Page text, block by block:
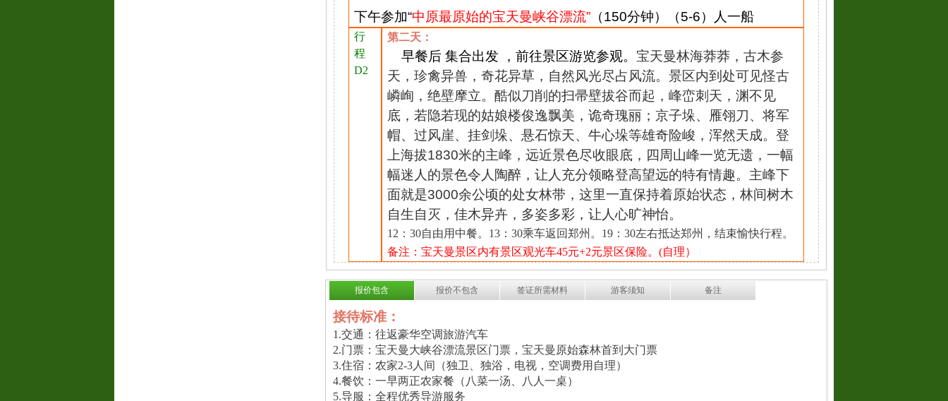
下午参加“中原最原始的宝天曼峡谷漂流” （150分钟） （5-6）人一船
行
程
D2
第二天：
早餐后 集合出发 ，前往景区游览参观。 宝天曼林海莽莽，古木参
天，珍禽异兽，奇花异草，自然风光尽占风流。景区内到处可见怪古
嶙峋，绝壁摩立。酷似刀削的扫帚壁拔谷而起，峰峦刺天，渊不见
底，若隐若现的姑娘楼俊逸飘美，诡奇瑰丽；京子垛、雁翎刀、将军
帽、过风崖、挂剑垛、悬石惊天、牛心垛等雄奇险峻，浑然天成。登
上海拔1830米的主峰，远近景色尽收眼底，四周山峰一览无遗，一幅
幅迷人的景色令人陶醉，让人充分领略登高望远的特有情趣。主峰下
面就是3000余公顷的处女林带，这里一直保持着原始状态，林间树木
自生自灭，佳木异卉，多姿多彩，让人心旷神怡。
12：30自由用中餐。 13：30乘车返回郑州 。 19：30左右抵达郑州，结束愉快行程。
备注：宝天曼景区内有景区观光车45元+2元景区保险。(自理）
报价包含 报价不包含 签证所需材料 游客须知 备注
接待标准：
1.交通：往返豪华空调旅游汽车
2.门票： 宝天曼大峡谷漂流景区门票， 宝天曼原始森林首到大门票
3.住宿：农家2-3人间（独卫、独浴，电视，空调费用自理）
4.餐饮：一早两正农家餐（八菜一汤、八人一桌）
5.导服：全程优秀导游服务